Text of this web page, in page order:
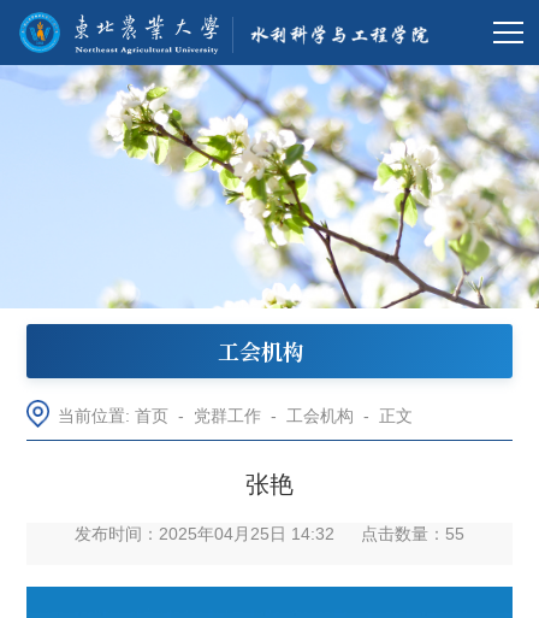
工会机构
当前位置:首页 - 党群工作 - 工会机构 - 正文
张艳
发布时间：2025年04月25日 14:32 点击数量： 55